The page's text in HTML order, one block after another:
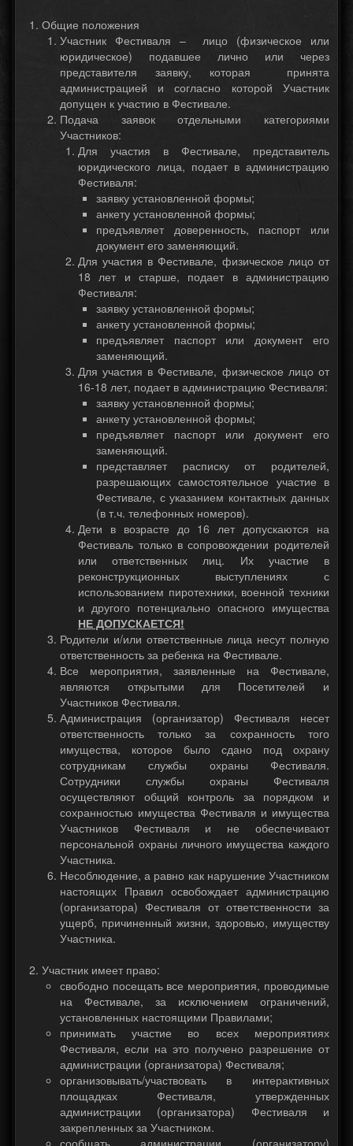
Общие положения
Участник Фестиваля – лицо (физическое или
юридическое) подавшее лично или через
представителя заявку, которая принята
администрацией и согласно которой Участник
допущен к участию в Фестивале.
Подача заявок отдельными категориями
Участников:
Для участия в Фестивале, представитель
юридического лица, подает в администрацию
Фестиваля:
заявку установленной формы;
анкету установленной формы;
предъявляет доверенность, паспорт или
документ его заменяющий.
Для участия в Фестивале, физическое лицо от
18 лет и старше, подает в администрацию
Фестиваля:
заявку установленной формы;
анкету установленной формы;
предъявляет паспорт или документ его
заменяющий.
Для участия в Фестивале, физическое лицо от
16-18 лет, подает в администрацию Фестиваля:
заявку установленной формы;
анкету установленной формы;
предъявляет паспорт или документ его
заменяющий.
представляет расписку от родителей,
разрешающих самостоятельное участие в
Фестивале, с указанием контактных данных
(в т.ч. телефонных номеров).
Дети в возрасте до 16 лет допускаются на
Фестиваль только в сопровождении родителей
или ответственных лиц. Их участие в
реконструкционных выступлениях с
использованием пиротехники, военной техники
и другого потенциально опасного имущества
НЕ ДОПУСКАЕТСЯ!
Родители и/или ответственные лица несут полную
ответственность за ребенка на Фестивале.
Все мероприятия, заявленные на Фестивале,
являются открытыми для Посетителей и
Участников Фестиваля.
Администрация (организатор) Фестиваля несет
ответственность только за сохранность того
имущества, которое было сдано под охрану
сотрудникам службы охраны Фестиваля.
Сотрудники службы охраны Фестиваля
осуществляют общий контроль за порядком и
сохранностью имущества Фестиваля и имущества
Участников Фестиваля и не обеспечивают
персональной охраны личного имущества каждого
Участника.
Несоблюдение, а равно как нарушение Участником
настоящих Правил освобождает администрацию
(организатора) Фестиваля от ответственности за
ущерб, причиненный жизни, здоровью, имуществу
Участника.
Участник имеет право:
свободно посещать все мероприятия, проводимые
на Фестивале, за исключением ограничений,
установленных настоящими Правилами;
принимать участие во всех мероприятиях
Фестиваля, если на это получено разрешение от
администрации (организатора) Фестиваля;
организовывать/участвовать в интерактивных
площадках Фестиваля, утвержденных
администрации (организатора) Фестиваля и
закрепленных за Участником.